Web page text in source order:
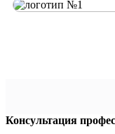
Консультация